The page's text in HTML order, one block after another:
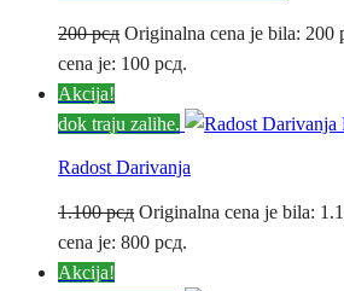
200рсд Originalna cena je bila: 200
cena je: 100 рсд.
Akcija!
dok traju zalihe.
Radost Darivanja
1.100рсд Originalna cena je bila:
cena je: 800 рсд.
Akcija!